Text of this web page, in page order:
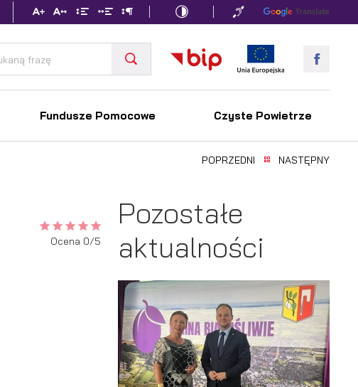
Fundusze Pomocowe Czyste Powietrze
POPRZEDNI NASTĘPNY
Ocena 0/5
Pozostałe
aktualności